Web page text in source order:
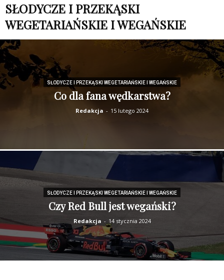
SŁODYCZE I PRZEKĄSKI
WEGETARIAŃSKIE I WEGAŃSKIE
SŁODYCZE I PRZEKĄSKI WEGETARIAŃSKIE I WEGAŃSKIE
Co dla fana wędkarstwa?
Redakcja - 15 lutego 2024
SŁODYCZE I PRZEKĄSKI WEGETARIAŃSKIE I WEGAŃSKIE
Czy Red Bull jest wegański?
Redakcja - 14 stycznia 2024